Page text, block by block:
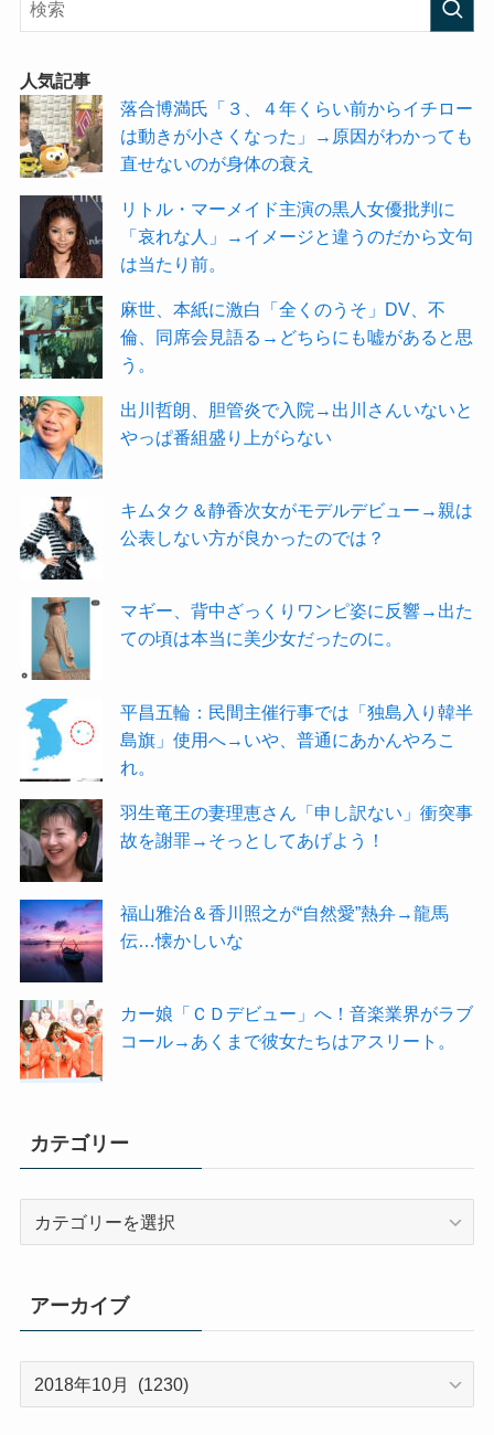
人気記事
落合博満氏「３、４年くらい前からイチロー
は動きが小さくなった」→原因がわかっても
直せないのが身体の衰え
リトル・マーメイド主演の黒人女優批判に
「哀れな人」→イメージと違うのだから文句
は当たり前。
麻世、本紙に激白「全くのうそ」DV、不
倫、同席会見語る→どちらにも嘘があると思
う。
出川哲朗、胆管炎で入院→出川さんいないと
やっぱ番組盛り上がらない
キムタク＆静香次女がモデルデビュー→親は
公表しない方が良かったのでは？
マギー、背中ざっくりワンピ姿に反響→出た
ての頃は本当に美少女だったのに。
平昌五輪：民間主催行事では「独島入り韓半
島旗」使用へ→いや、普通にあかんやろこ
れ。
羽生竜王の妻理恵さん「申し訳ない」衝突事
故を謝罪→そっとしてあげよう！
福山雅治＆香川照之が“自然愛”熱弁→龍馬
伝…懐かしいな
カー娘「ＣＤデビュー」へ！音楽業界がラブ
コール→あくまで彼女たちはアスリート。
カテゴリー
リ
ー
アーカイブ